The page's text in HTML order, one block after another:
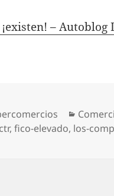
– Autoblog
,fico-elevado, los-